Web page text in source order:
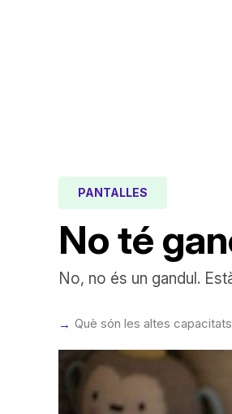
No té
PANTALLES
No, no és un gandul.
Què són les altes